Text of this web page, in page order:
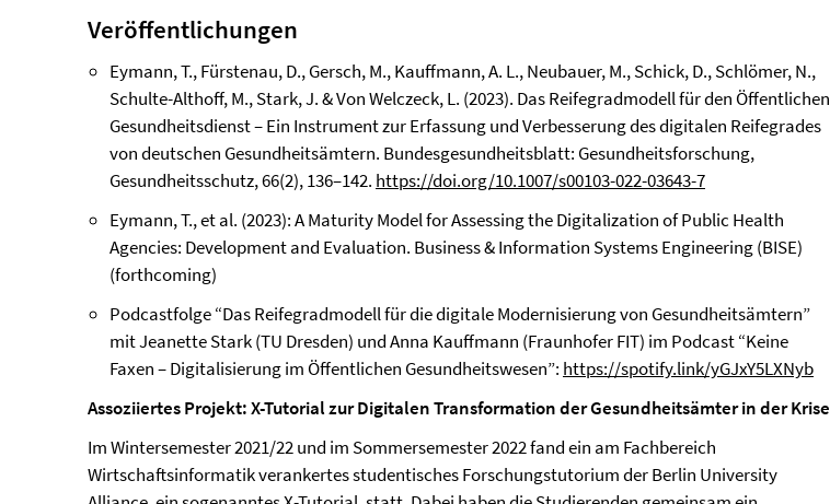
Veröffentlichungen
Eymann, T., Fürstenau, D., Gersch, M., Kauffmann, A. L., Neubauer, M., Schick, D., Schlömer, N.,
Schulte-Althoff, M., Stark, J. & Von Welczeck, L. (2023). Das Reifegradmodell für den Öffentlichen
Gesundheitsdienst – Ein Instrument zur Erfassung und Verbesserung des digitalen Reifegrades
von deutschen Gesundheitsämtern. Bundesgesundheitsblatt: Gesundheitsforschung,
Gesundheitsschutz, 66(2), 136–142. https://doi.org/10.1007/s00103-022-03643-7
Eymann, T., et al. (2023): A Maturity Model for Assessing the Digitalization of Public Health
Agencies: Development and Evaluation. Business & Information Systems Engineering (BISE)
(forthcoming)
Podcastfolge “Das Reifegradmodell für die digitale Modernisierung von Gesundheitsämtern”
mit Jeanette Stark (TU Dresden) und Anna Kauffmann (Fraunhofer FIT) im Podcast “Keine
Faxen – Digitalisierung im Öffentlichen Gesundheitswesen”: https://spotify.link/yGJxY5LXNyb
Assoziiertes Projekt: X-Tutorial zur Digitalen Transformation der Gesundheitsämter in der Krise
Im Wintersemester 2021/22 und im Sommersemester 2022 fand ein am Fachbereich
Wirtschaftsinformatik verankertes studentisches Forschungstutorium der Berlin University